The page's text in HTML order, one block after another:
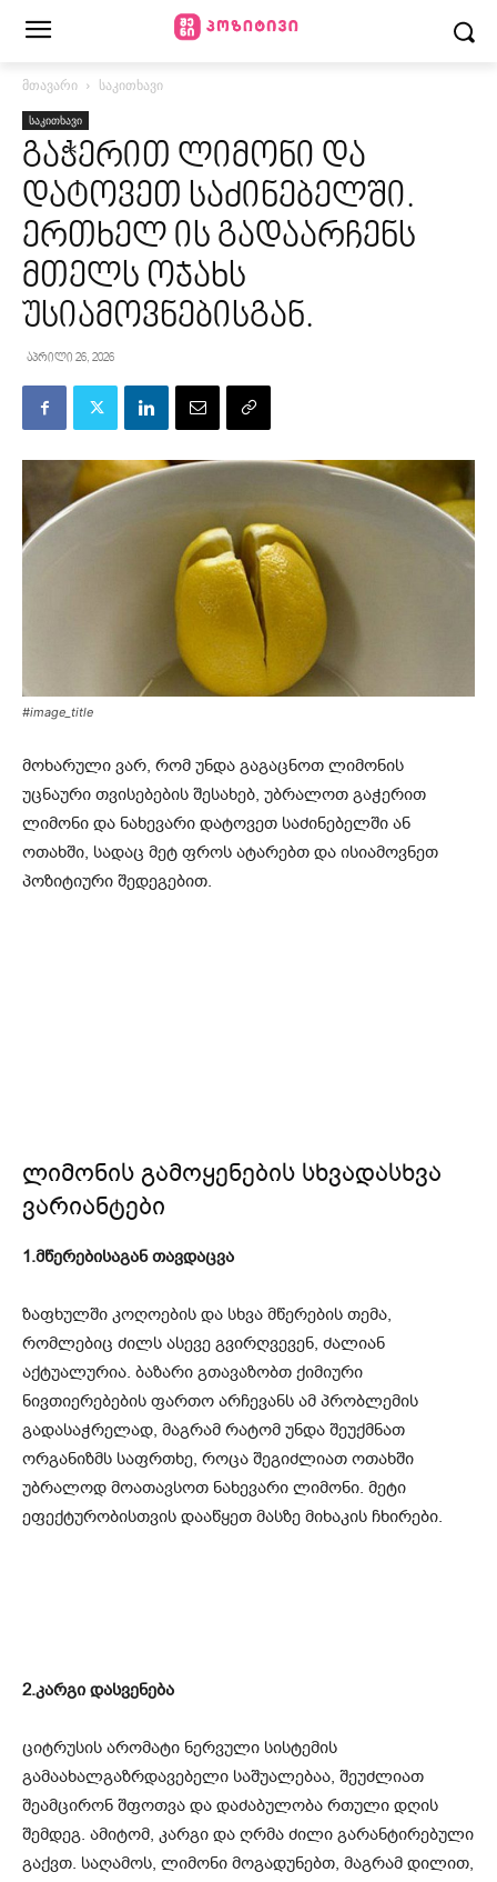
მთავარი საკითხავი
საკითხავი
გაჭერით ლიმონი და
დატოვეთ საძინებელში.
ერთხელ ის გადაარჩენს
მთელს ოჯახს
უსიამოვნებისგან.
აპრილი 26, 2026
#image_title
მოხარული ვარ, რომ უნდა გაგაცნოთ ლიმონის
უცნაური თვისებების შესახებ, უბრალოთ გაჭერით
ლიმონი და ნახევარი დატოვეთ საძინებელში ან
ოთახში, სადაც მეტ ფროს ატარებთ და ისიამოვნეთ
პოზიტიური შედეგებით.
ლიმონის გამოყენების სხვადასხვა
ვარიანტები
1.მწერებისაგან თავდაცვა
ზაფხულში კოღოების და სხვა მწერების თემა,
რომლებიც ძილს ასევე გვირღვევენ, ძალიან
აქტუალურია. ბაზარი გთავაზობთ ქიმიური
ნივთიერებების ფართო არჩევანს ამ პრობლემის
გადასაჭრელად, მაგრამ რატომ უნდა შეუქმნათ
ორგანიზმს საფრთხე, როცა შეგიძლიათ ოთახში
უბრალოდ მოათავსოთ ნახევარი ლიმონი. მეტი
ეფექტურობისთვის დააწყეთ მასზე მიხაკის ჩხირები.
2.კარგი დასვენება
ციტრუსის არომატი ნერვული სისტემის
გამაახალგაზრდავებელი საშუალებაა, შეუძლიათ
შეამცირონ შფოთვა და დაძაბულობა რთული დღის
შემდეგ. ამიტომ, კარგი და ღრმა ძილი გარანტირებული
გაქვთ. საღამოს, ლიმონი მოგადუნებთ, მაგრამ დილით,